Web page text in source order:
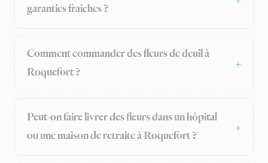
garanties fraîches ?
Comment commander des fleurs de deuil à
Roquefort ?
Peut-on faire livrer des fleurs dans un hôpital
ou une maison de retraite à Roquefort ?